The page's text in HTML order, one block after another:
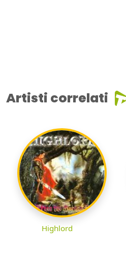
Artisti correlati
Highlord